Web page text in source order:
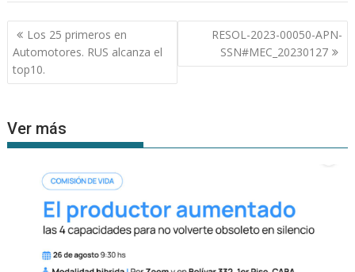
Navegación
de
entradas
Los 25 primeros en
Automotores. RUS alcanza el
top10.
RESOL-2023-00050-APN-
SSN#MEC_20230127
Ver más